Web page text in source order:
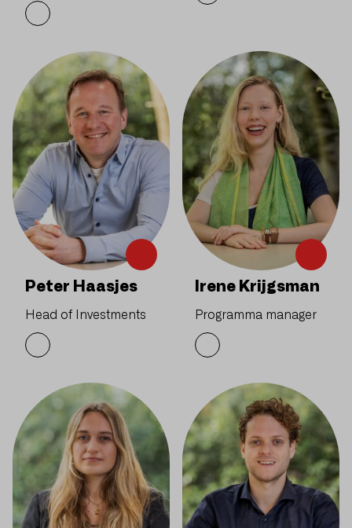
Peter Haasjes
Head of Investments
Irene Krijgsman
Programma manager